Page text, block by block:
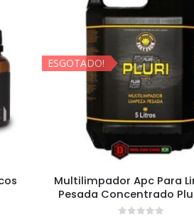
ESGOTADO!
Limpa Vidros Spray
(500ml)